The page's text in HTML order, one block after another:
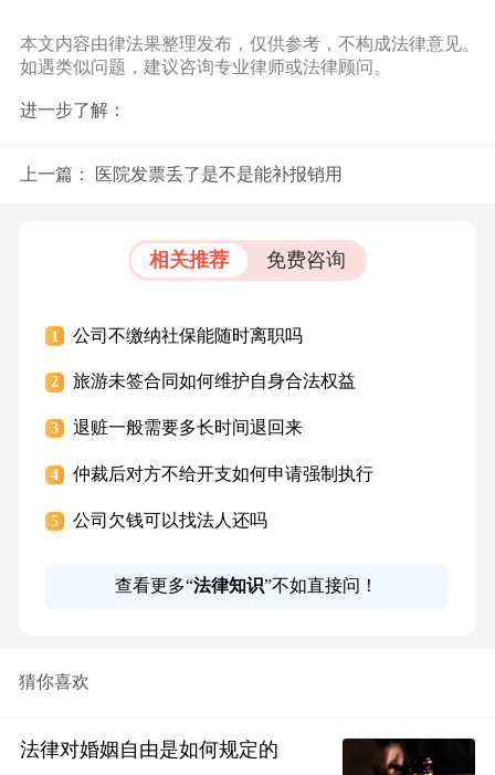
本文内容由律法果整理发布，仅供参考，不构成法律意见。
如遇类似问题，建议咨询专业律师或法律顾问。
进一步了解：
上一篇： 医院发票丢了是不是能补报销用
相关推荐 免费咨询
1 公司不缴纳社保能随时离职吗
2 旅游未签合同如何维护自身合法权益
3 退赃一般需要多长时间退回来
4 仲裁后对方不给开支如何申请强制执行
5 公司欠钱可以找法人还吗
查看更多“法律知识”不如直接问！
猜你喜欢
法律对婚姻自由是如何规定的